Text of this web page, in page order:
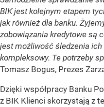
BIK jest kolejnym etapem
jak również dla banku.
zobowiązania kredytowe są
jest możliwość śledzenia ich
kompleksowy. Te potrzeby
Tomasz Bogus, Prezes
Dzięki współpracy Banku
z BIK Klienci skorzystają z